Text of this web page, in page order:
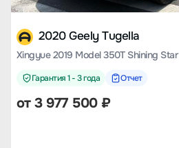
2020 Geely Tugella
Xingyue 2019 Model 350T Shining Star
Гарантия 1 - 3 года Отчет
от3 977 500₽